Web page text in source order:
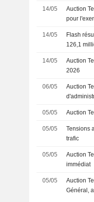
14/05
Auction
pour
14/05
Flash
126,1
14/05
Auction
2026
06/05
Auction
05/05 Auction
05/05
Tensions
trafic
05/05
Auction
immédiat
05/05
Auction
Général,